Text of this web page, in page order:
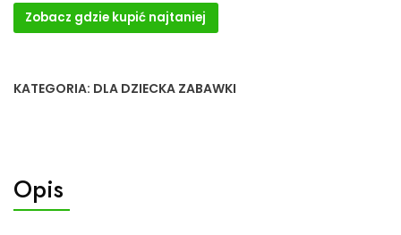
Zobacz gdzie kupić najtaniej
KATEGORIA: DLA DZIECKA ZABAWKI
Opis